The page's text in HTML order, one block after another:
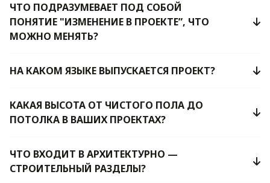
ЧТО ПОДРАЗУМЕВАЕТ ПОД СОБОЙ
ПОНЯТИЕ "ИЗМЕНЕНИЕ В ПРОЕКТЕ”, ЧТО
МОЖНО МЕНЯТЬ?
НА КАКОМ ЯЗЫКЕ ВЫПУСКАЕТСЯ ПРОЕКТ?
КАКАЯ ВЫСОТА ОТ ЧИСТОГО ПОЛА ДО
ПОТОЛКА В ВАШИХ ПРОЕКТАХ?
ЧТО ВХОДИТ В АРХИТЕКТУРНО —
СТРОИТЕЛЬНЫЙ РАЗДЕЛЫ?